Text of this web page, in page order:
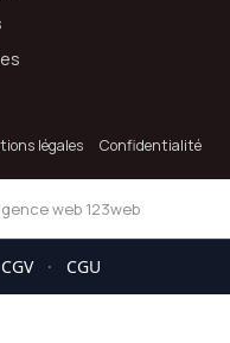
légales Confidentialité
web 123web
CGV · CGU